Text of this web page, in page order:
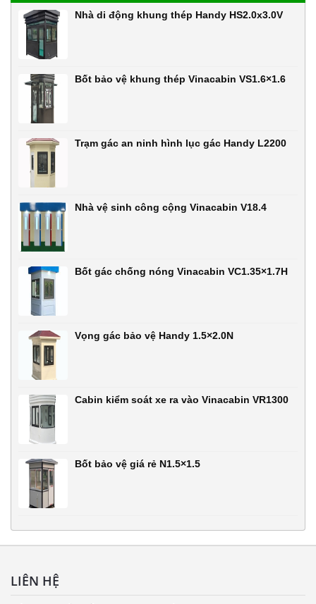
Nhà di động khung thép Handy HS2.0x3.0V
Bốt bảo vệ khung thép Vinacabin VS1.6×1.6
Trạm gác an ninh hình lục gác Handy L2200
Nhà vệ sinh công cộng Vinacabin V18.4
Bốt gác chống nóng Vinacabin VC1.35×1.7H
Vọng gác bảo vệ Handy 1.5×2.0N
Cabin kiểm soát xe ra vào Vinacabin VR1300
Bốt bảo vệ giá rẻ N1.5×1.5
LIÊN HỆ